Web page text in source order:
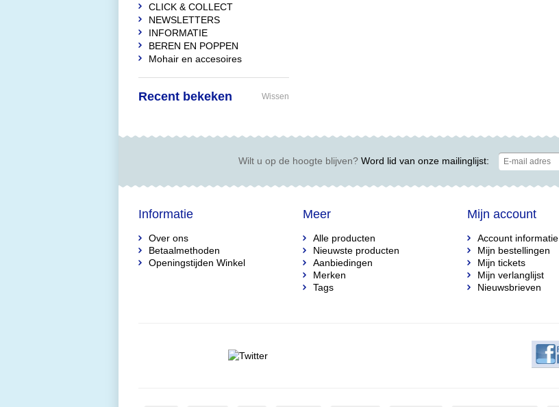
CLICK & COLLECT
NEWSLETTERS
INFORMATIE
BEREN EN POPPEN
Mohair en accesoires
Recent bekeken Wissen
Wilt u op de hoogte blijven?Word lid van onze mailinglijst:
Informatie
Over ons
Betaalmethoden
Openingstijden Winkel
Meer
Alle producten
Nieuwste producten
Aanbiedingen
Merken
Tags
Mijn account
Account informatie
Mijn bestellingen
Mijn tickets
Mijn verlanglijst
Nieuwsbrieven